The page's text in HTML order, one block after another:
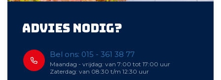
Advies nodig?
Bel ons: 015 - 361 38 77
Maandag - vrijdag: van 7:00 tot 17:00 uur
Zaterdag: van 08:30 t/m 12:30 uur